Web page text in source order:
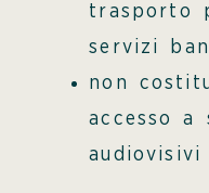
trasporto
servizi
non
accesso a
audiovisivi